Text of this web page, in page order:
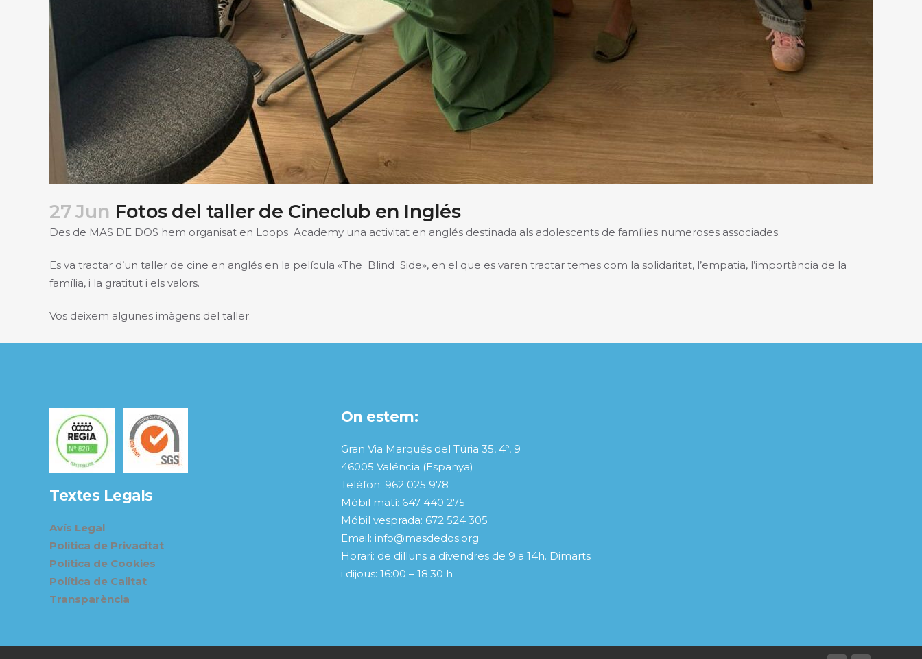
27 Jun Fotos del taller de Cineclub en Inglés
Des de MAS DE DOS hem organisat en Loops Academy una activitat en anglés destinada als adolescents de famílies numeroses associades.
Es va tractar d’un taller de cine en anglés en la película «The Blind Side», en el que es varen tractar temes com la solidaritat, l’empatia, l’importància de la
família, i la gratitut i els valors.
Vos deixem algunes imàgens del taller.
Textes Legals
Avís Legal
Política de Privacitat
Política de Cookies
Política de Calitat
Transparència
On estem:
Gran Via Marqués del Túria 35, 4º, 9
46005 Valéncia (Espanya)
Teléfon: 962 025 978
Móbil matí: 647 440 275
Móbil vesprada: 672 524 305
Email: info@masdedos.org
Horari: de dilluns a divendres de 9 a 14h. Dimarts
i dijous: 16:00 – 18:30 h